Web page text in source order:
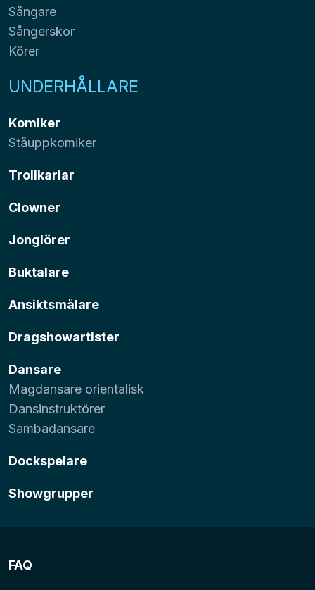
Sångare
Sångerskor
Körer
UNDERHÅLLARE
Komiker
Ståuppkomiker
Trollkarlar
Clowner
Jonglörer
Buktalare
Ansiktsmålare
Dragshowartister
Dansare
Magdansare orientalisk
Dansinstruktörer
Sambadansare
Dockspelare
Showgrupper
FAQ